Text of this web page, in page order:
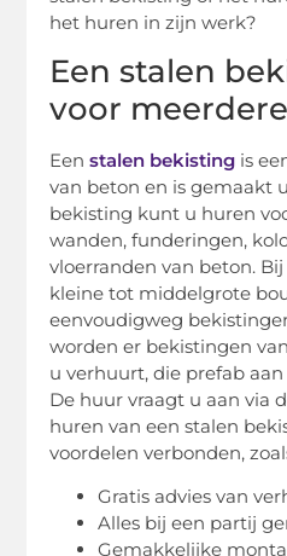
het huren in zijn werk?
Een stalen
voor
Eenstalen bekisting is
van beton en is gemaakt
bekisting kunt u huren
wanden, funderingen,
vloerranden van beton.
kleine tot middelgrote
eenvoudigweg
worden er bekistingen
u verhuurt, die prefab
De huur vraagt u aan via
huren van een stalen
voordelen verbonden,
Gratis advies van
Alles bij een partij
Gemakkelijke